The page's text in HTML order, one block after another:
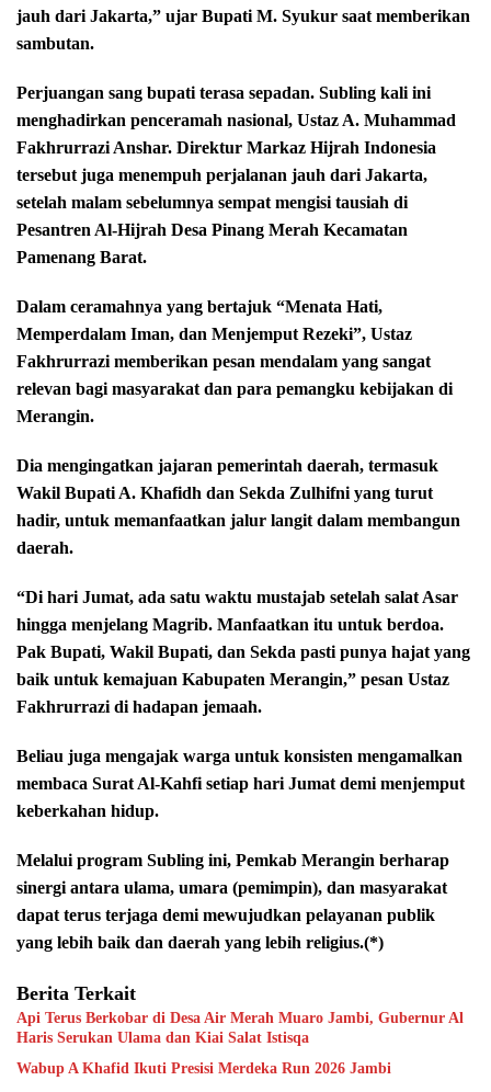
jauh dari Jakarta,” ujar Bupati M. Syukur saat memberikan
sambutan.
Perjuangan sang bupati terasa sepadan. Subling kali ini
menghadirkan penceramah nasional, Ustaz A. Muhammad
Fakhrurrazi Anshar. Direktur Markaz Hijrah Indonesia
tersebut juga menempuh perjalanan jauh dari Jakarta,
setelah malam sebelumnya sempat mengisi tausiah di
Pesantren Al-Hijrah Desa Pinang Merah Kecamatan
Pamenang Barat.
Dalam ceramahnya yang bertajuk “Menata Hati,
Memperdalam Iman, dan Menjemput Rezeki”, Ustaz
Fakhrurrazi memberikan pesan mendalam yang sangat
relevan bagi masyarakat dan para pemangku kebijakan di
Merangin.
Dia mengingatkan jajaran pemerintah daerah, termasuk
Wakil Bupati A. Khafidh dan Sekda Zulhifni yang turut
hadir, untuk memanfaatkan jalur langit dalam membangun
daerah.
“Di hari Jumat, ada satu waktu mustajab setelah salat Asar
hingga menjelang Magrib. Manfaatkan itu untuk berdoa.
Pak Bupati, Wakil Bupati, dan Sekda pasti punya hajat yang
baik untuk kemajuan Kabupaten Merangin,” pesan Ustaz
Fakhrurrazi di hadapan jemaah.
Beliau juga mengajak warga untuk konsisten mengamalkan
membaca Surat Al-Kahfi setiap hari Jumat demi menjemput
keberkahan hidup.
Melalui program Subling ini, Pemkab Merangin berharap
sinergi antara ulama, umara (pemimpin), dan masyarakat
dapat terus terjaga demi mewujudkan pelayanan publik
yang lebih baik dan daerah yang lebih religius.(*)
Berita Terkait
Api Terus Berkobar di Desa Air Merah Muaro Jambi, Gubernur Al
Haris Serukan Ulama dan Kiai Salat Istisqa
Wabup A Khafid Ikuti Presisi Merdeka Run 2026 Jambi